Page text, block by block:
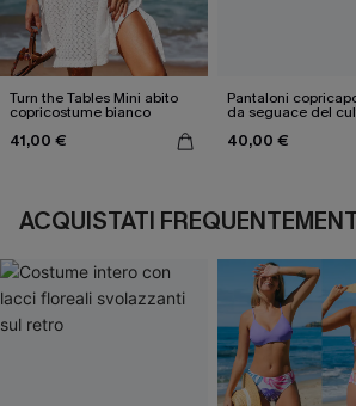
Turn the Tables Mini abito
copricostume bianco
41,00 €
Pantaloni
da seguace del
40,00 €
ACQUISTATI